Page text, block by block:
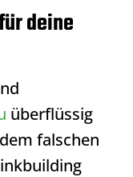
deine
überflüssig
falschen